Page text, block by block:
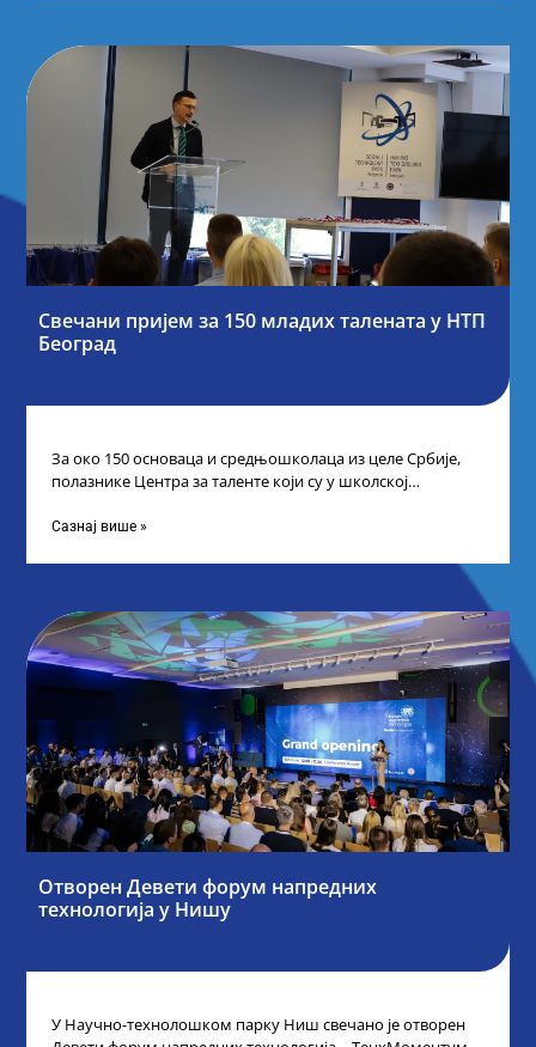
Свечани пријем за 150 младих талената у НТП
Београд
За око 150 основаца и средњошколаца из целе Србије,
полазнике Центра за таленте који су у школској
Сазнај више »
Отворен Девети форум напредних
технологија у Нишу
У Научно-технолошком парку Ниш свечано је отворен